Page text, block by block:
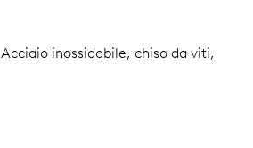
Acciaio inossidabile, chiso da viti,